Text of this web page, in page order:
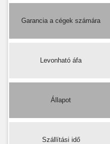
Garancia a cégek számára
Levonható áfa
Állapot
Szállítási idő